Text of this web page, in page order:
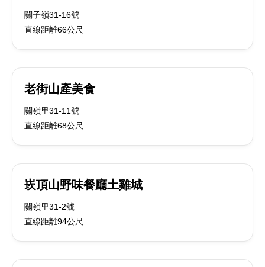
關子嶺31-16號
直線距離66公尺
老街山產美食
關嶺里31-11號
直線距離68公尺
崁頂山野味餐廳土雞城
關嶺里31-2號
直線距離94公尺